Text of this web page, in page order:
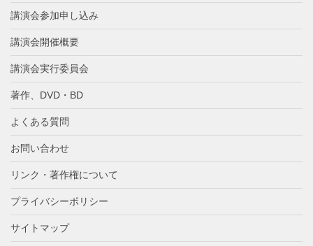
講演会参加申し込み
講演会開催概要
講演会実行委員会
著作、DVD・BD
よくある質問
お問い合わせ
リンク・著作権について
プライバシーポリシー
サイトマップ